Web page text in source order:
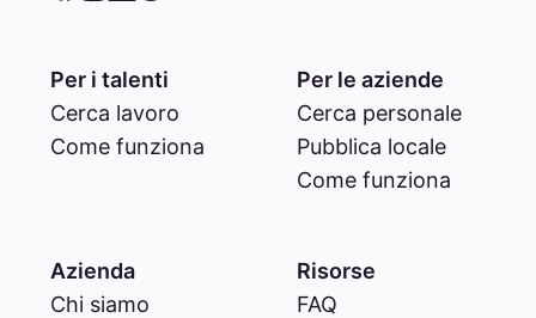
Per i talenti
Cerca lavoro
Come funziona
Per le aziende
Cerca personale
Pubblica locale
Come funziona
Azienda
Chi siamo
Risorse
FAQ